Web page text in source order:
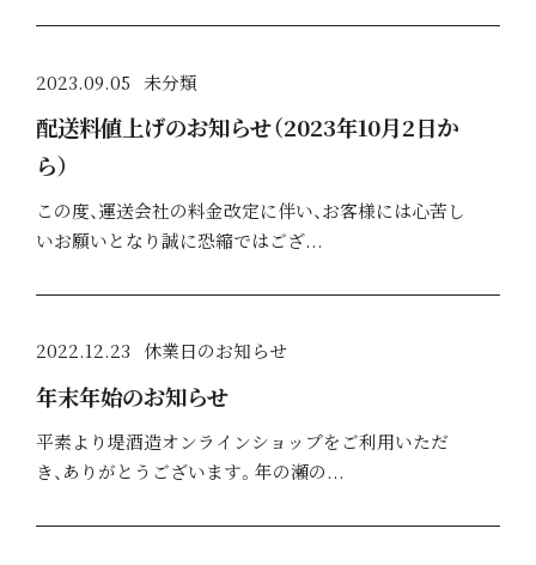
お知らせ
2023.09.05 未分類
配送料値上げのお知らせ（2023年10月2日か
ら）
この度、運送会社の料金改定に伴い、お客様には心苦し
いお願いとなり誠に恐縮ではござ...
2022.12.23 休業日のお知らせ
年末年始のお知らせ
平素より堤酒造オンラインショップをご利用いただ
き、ありがとうございます。年の瀬の...